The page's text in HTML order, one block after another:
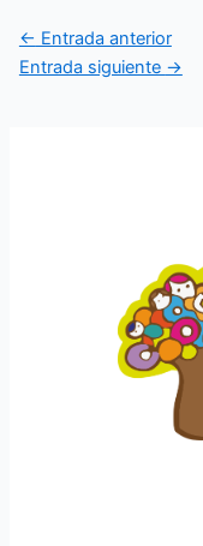
Navegación
de
← Entrada anterior
Entrada siguiente →